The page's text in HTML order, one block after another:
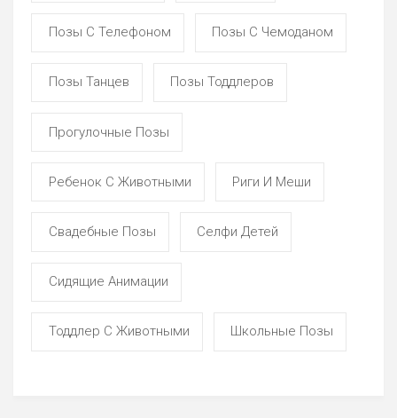
Позы С Телефоном Позы С Чемоданом
Позы Танцев Позы Тоддлеров
Прогулочные Позы
Ребенок С Животными Риги И Меши
Свадебные Позы Селфи Детей
Сидящие Анимации
Тоддлер С Животными Школьные Позы